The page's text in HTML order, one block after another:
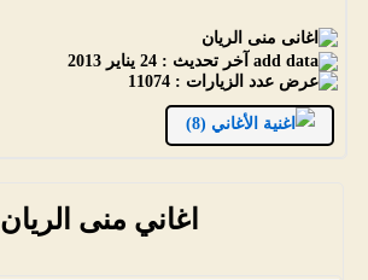
آخر تحديث : 24 يناير 2013
عدد الزيارات : 11074
الأغاني (8)
اغاني منى الريان